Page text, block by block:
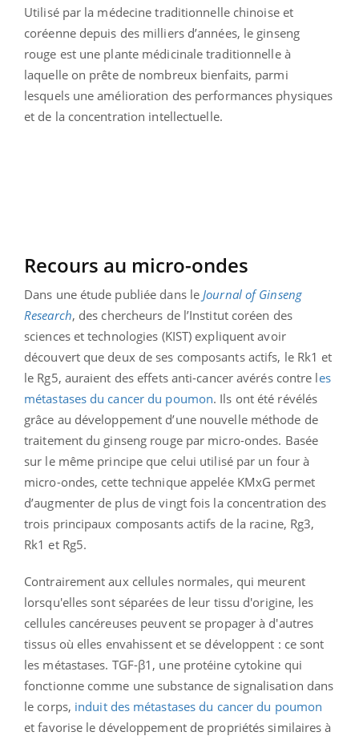
Utilisé par la médecine traditionnelle chinoise et
coréenne depuis des milliers d’années, le ginseng
rouge est une plante médicinale traditionnelle à
laquelle on prête de nombreux bienfaits, parmi
lesquels une amélioration des performances physiques
et de la concentration intellectuelle.
Recours au micro-ondes
Dans une étude publiée dans le Journal of Ginseng
Research, des chercheurs de l’Institut coréen des
sciences et technologies (KIST) expliquent avoir
découvert que deux de ses composants actifs, le Rk1 et
le Rg5, auraient des effets anti-cancer avérés contre les
métastases du cancer du poumon. Ils ont été révélés
grâce au développement d’une nouvelle méthode de
traitement du ginseng rouge par micro-ondes. Basée
sur le même principe que celui utilisé par un four à
micro-ondes, cette technique appelée KMxG permet
d’augmenter de plus de vingt fois la concentration des
trois principaux composants actifs de la racine, Rg3,
Rk1 et Rg5.
Contrairement aux cellules normales, qui meurent
lorsqu'elles sont séparées de leur tissu d'origine, les
cellules cancéreuses peuvent se propager à d'autres
tissus où elles envahissent et se développent : ce sont
les métastases. TGF-β1, une protéine cytokine qui
fonctionne comme une substance de signalisation dans
le corps, induit des métastases du cancer du poumon
et favorise le développement de propriétés similaires à